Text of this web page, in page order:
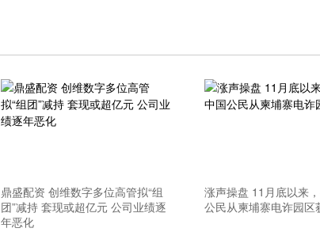
鼎盛配资 创维数字多位高管拟“组
团”减持 套现或超亿元 公司业绩逐
年恶化
涨声操盘 11月底以来
公民从柬埔寨电诈园区